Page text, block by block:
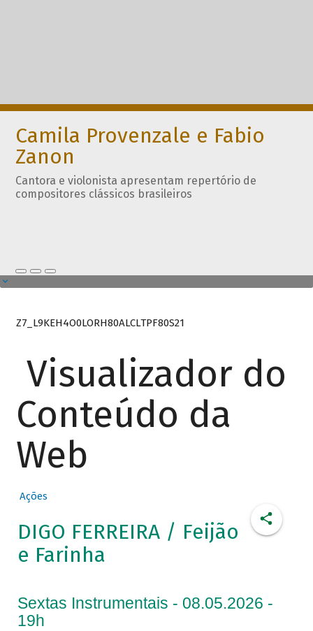
Camila Provenzale e Fabio
Zanon
Cantora e violonista apresentam repertório de
compositores clássicos brasileiros
Z7_L9KEH4O0LORH80ALCLTPF80S21
Visualizador do
Conteúdo da
Web
Ações
DIGO FERREIRA / Feijão
e Farinha
Sextas Instrumentais - 08.05.2026 -
19h